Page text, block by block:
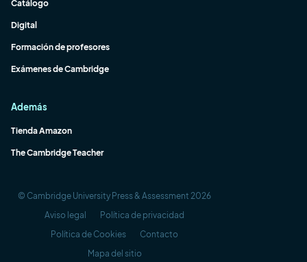
Catálogo
Digital
Formación de profesores
Exámenes de Cambridge
Además
Tienda Amazon
The Cambridge Teacher
© Cambridge University Press & Assessment 2026
Aviso legal
Política de privacidad
Política de Cookies
Contacto
Mapa del sitio